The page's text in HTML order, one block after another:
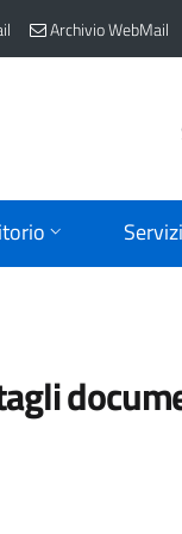
Archivio WebMail
Servizi